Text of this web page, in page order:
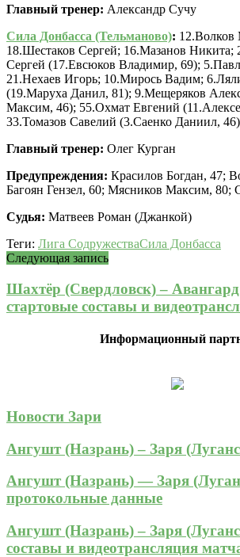
Главный тренер: Александр Сучу
Сила Донбасса (Тельманово): 12.Волков
18.Шестаков Сергей; 16.Мазанов Никита;
Сергей (17.Евсюков Владимир, 69);
21.Нехаев Игорь; 10.Мирось Вадим;
(19.Маруха Данил, 81); 9.Мещеряков
Максим, 46); 55.Охмат Евгений
33.Томазов Савелий (3.Саенко Даниил, 46)
Главный тренер: Олег Курган
Предупреждения: Красилов Богдан, 47;
Багоян Гензел, 60; Мясников Максим, 80;
Судья: Матвеев Роман (Джанкой)
Теги: Лига СодружестваСила Донбасса
Следующая запись
Шахтёр (Свердловск) –
стартовые составы и
Информационный
Новости Зари
Ангушт (Назрань) – Заря
Ангушт (Назрань) — Заря
протокольные данные
Ангушт (Назрань) – Заря
составы и видеотрансляция